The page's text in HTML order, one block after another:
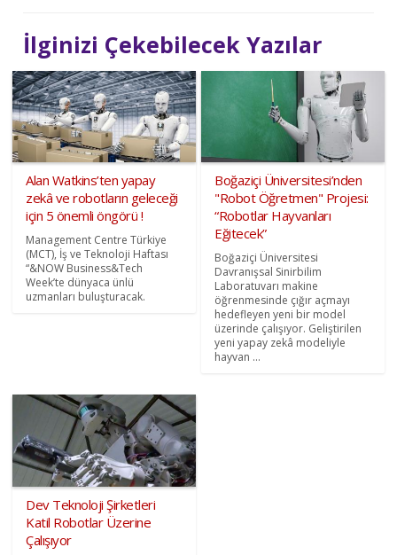
İlginizi Çekebilecek Yazılar
Alan Watkins’ten yapay
zekâ ve robotların geleceği
için 5 önemli öngörü !
Management Centre Türkiye
(MCT), İş ve Teknoloji Haftası
“&NOW Business&Tech
Week’te dünyaca ünlü
uzmanları buluşturacak.
Boğaziçi Üniversitesi’nden
"Robot Öğretmen" Projesi:
“Robotlar Hayvanları
Eğitecek”
Boğaziçi Üniversitesi
Davranışsal Sinirbilim
Laboratuvarı makine
öğrenmesinde çığır açmayı
hedefleyen yeni bir model
üzerinde çalışıyor. Geliştirilen
yeni yapay zekâ modeliyle
hayvan ...
Dev Teknoloji Şirketleri
Katil Robotlar Üzerine
Çalışıyor